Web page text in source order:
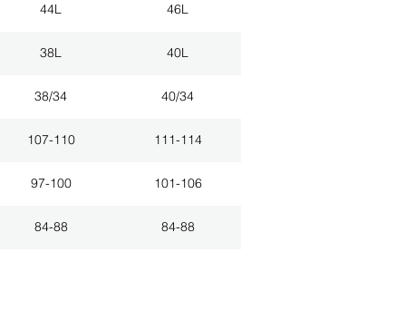
44L 46L
38L 40L
38/34 40/34
107-110 111-114
97-100 101-106
84-88 84-88